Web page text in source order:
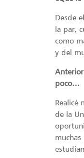
Desde
la par,
como
y del
poco…
Realicé
de la